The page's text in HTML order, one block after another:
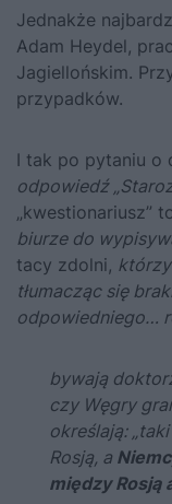
Jednakże
Adam Heydel,
Jagiellońskim.
przypadków.
I tak po pytaniu o
odpowiedź
„kwestionariusz”
biurze do
tacy zdolni,
tłumacząc się
odpowiedniego…
bywają
czy Węgry
określają:
Rosją, a
między Rosją